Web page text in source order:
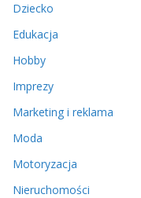
Dziecko
Edukacja
Hobby
Imprezy
Marketing i reklama
Moda
Motoryzacja
Nieruchomości